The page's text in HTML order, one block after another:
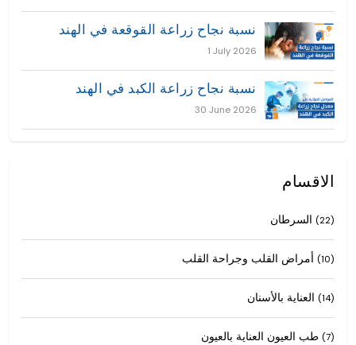
نسبة نجاح زراعة القوقعة في الهند
1 July 2026
نسبة نجاح زراعة الكبد في الهند
30 June 2026
الاقسام
(22)
(10)
(14)
(7)